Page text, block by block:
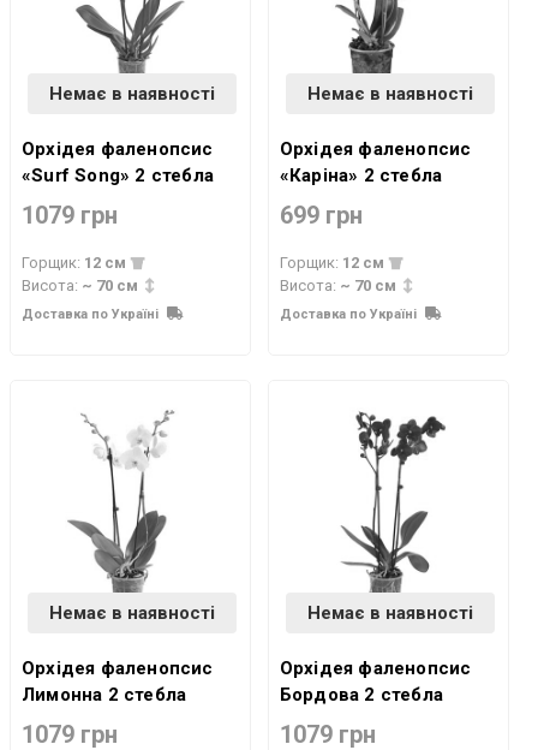
Немає в наявності
Орхідея фаленопсис
«Surf Song» 2 стебла
1079 грн
Горщик: 12 см
Висота: ~ 70 см
Доставка по Україні
Немає в наявності
Орхідея фаленопсис
«Каріна» 2 стебла
699 грн
Горщик: 12 см
Висота: ~ 70 см
Доставка по Україні
Немає в наявності
Орхідея фаленопсис
Лимонна 2 стебла
1079 грн
Немає в наявності
Орхідея фаленопсис
Бордова 2 стебла
1079 грн